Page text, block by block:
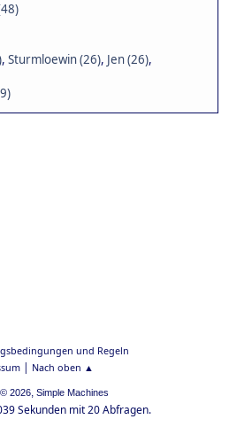
, Sturmloewin (26), Jen (26),
und Regeln
| Nach oben ▲
2026, Simple Machines
Sekunden mit 20 Abfragen.